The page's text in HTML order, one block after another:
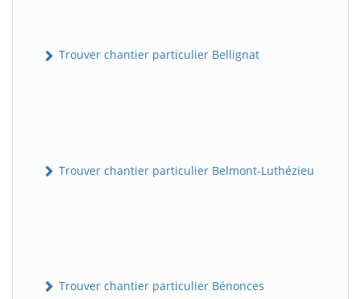
Trouver chantier particulier Bellignat
Trouver chantier particulier Belmont-Luthézieu
Trouver chantier particulier Bénonces